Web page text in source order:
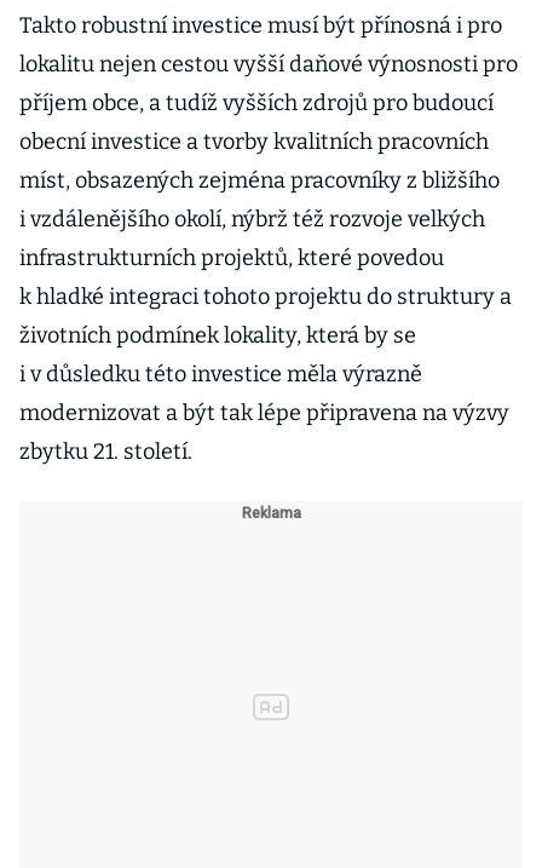
Takto robustní investice musí být přínosná i pro
lokalitu nejen cestou vyšší daňové výnosnosti pro
příjem obce, a tudíž vyšších zdrojů pro budoucí
obecní investice a tvorby kvalitních pracovních
míst, obsazených zejména pracovníky z bližšího
i vzdálenějšího okolí, nýbrž též rozvoje velkých
infrastrukturních projektů, které povedou
k hladké integraci tohoto projektu do struktury a
životních podmínek lokality, která by se
i v důsledku této investice měla výrazně
modernizovat a být tak lépe připravena na výzvy
zbytku 21. století.